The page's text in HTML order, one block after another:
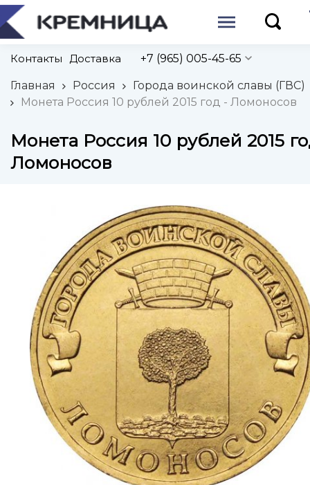
Контакты Доставка +7 (965) 005-45-65
Главная Россия
Города воинской славы (ГВС)
Монета Россия 10 рублей 2015 год - Ломоносов
Монета Россия 10 рублей 2015
Ломоносов